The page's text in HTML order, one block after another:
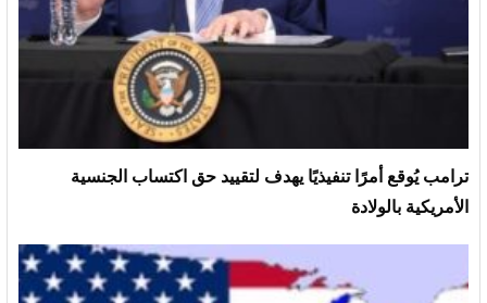
ترامب يُوقع أمرًا تنفيذيًا يهدف لتقييد حق اكتساب الجنسية
الأمريكية بالولادة